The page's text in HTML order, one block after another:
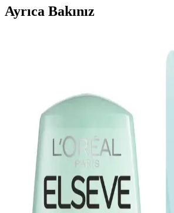
Ayrıca Bakınız
Elseve Kuru ve Sert Saçlar İçin
Elseve'nin kuru ve sert saçlar için geliştirdiği
nem ve yumuşaklık sağlayın, düzenli
görünüme ulaşın.
Elseve Dream Long Mükemmel Düz
Pürüzsüzleştirici Serum Saçlara
Kontrol Sağlar
Elseve Dream Long serum, bitkisel keratin ve
güçlendirir, elektriklenmeyi önler ve parlaklık
kolaydır ve tüm saç tiplerine uygundur.